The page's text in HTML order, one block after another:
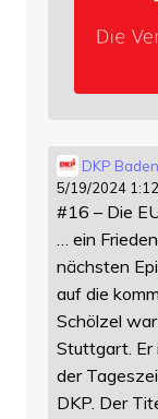
DKP
5/19/2024
#16 – Die
… ein
nächsten
auf die
Schölzel
Stuttgart. Er
der
DKP. Der